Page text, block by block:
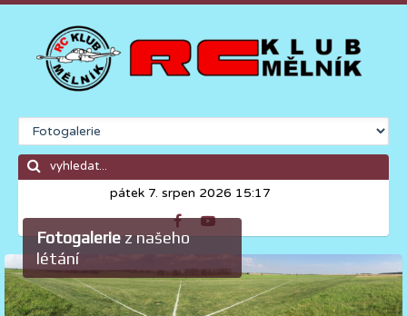
pátek 7. srpen 2026 15:17
Fotogaleriez našeho
létání